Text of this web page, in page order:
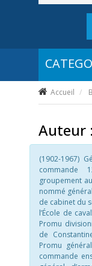
Accueil
Auteur :
(1902-1967)
commande
groupement
nommé
de cabinet du
l’École de
Promu
de
Promu
commande